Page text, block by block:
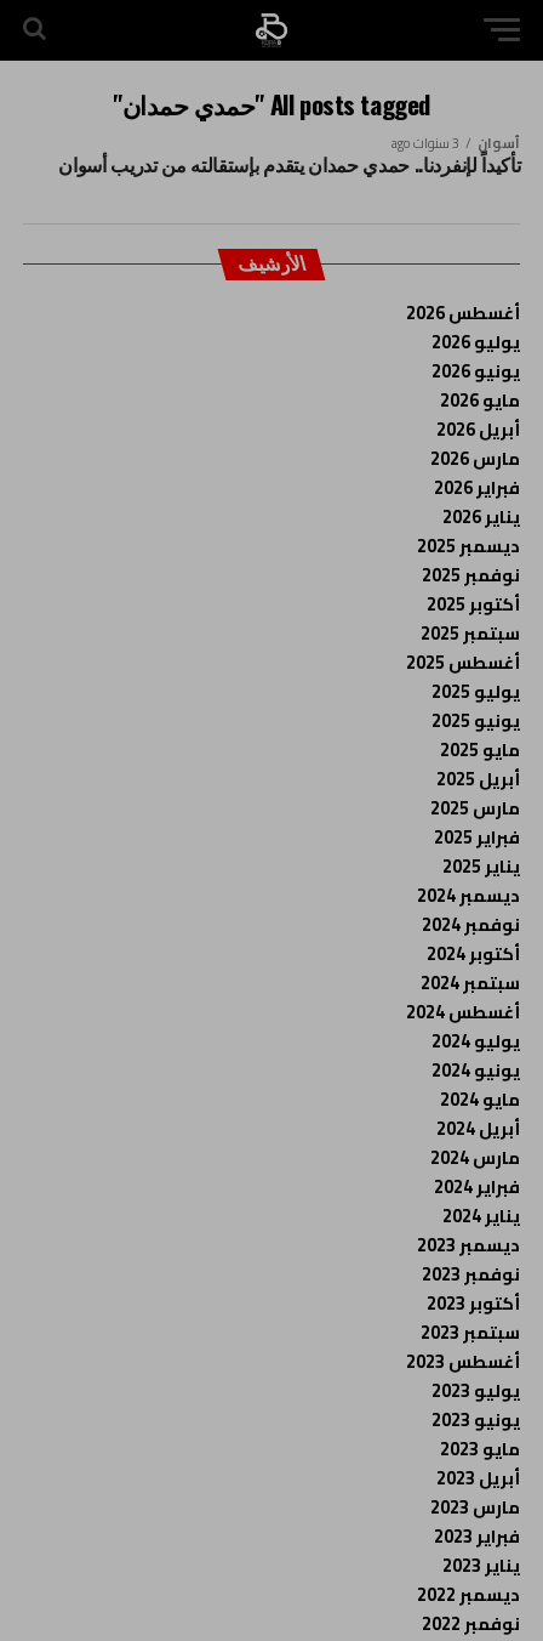
All posts tagged "حمدي حمدان"
أسوان 3 سنوات ago
تأكيداً لإنفردنا.. حمدي حمدان يتقدم بإستقالته من تدريب أسوان
الأرشيف
أغسطس 2026
يوليو 2026
يونيو 2026
مايو 2026
أبريل 2026
مارس 2026
فبراير 2026
يناير 2026
ديسمبر 2025
نوفمبر 2025
أكتوبر 2025
سبتمبر 2025
أغسطس 2025
يوليو 2025
يونيو 2025
مايو 2025
أبريل 2025
مارس 2025
فبراير 2025
يناير 2025
ديسمبر 2024
نوفمبر 2024
أكتوبر 2024
سبتمبر 2024
أغسطس 2024
يوليو 2024
يونيو 2024
مايو 2024
أبريل 2024
مارس 2024
فبراير 2024
يناير 2024
ديسمبر 2023
نوفمبر 2023
أكتوبر 2023
سبتمبر 2023
أغسطس 2023
يوليو 2023
يونيو 2023
مايو 2023
أبريل 2023
مارس 2023
فبراير 2023
يناير 2023
ديسمبر 2022
نوفمبر 2022